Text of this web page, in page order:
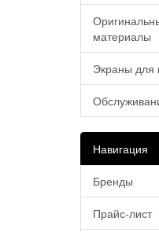
материалы
Экраны для
Навигация
Бренды
Прайс-лист